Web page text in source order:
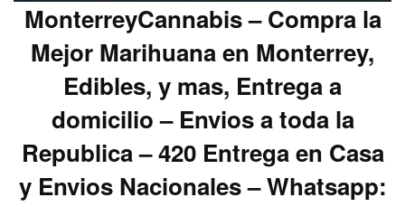
MonterreyCannabis – Compra la
Mejor Marihuana en Monterrey,
Edibles, y mas, Entrega a
domicilio – Envios a toda la
Republica – 420 Entrega en Casa
y Envios Nacionales – Whatsapp: